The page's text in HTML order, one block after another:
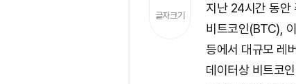
글자크기
지난 24시간 동안
비트코인(BTC),
등에서 대규모 레
데이터상 비트코